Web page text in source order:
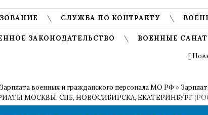
СЛУЖБА ПО КОНТРАКТУ
ЗАКОНОДАТЕЛЬСТВО ВОЕННЫЕ
[
Зарплата военных и гражданского персонала МО РФ »
МОСКВЫ, СПБ, НОВОСИБИРСКА, ЕКАТЕРИНБУРГ